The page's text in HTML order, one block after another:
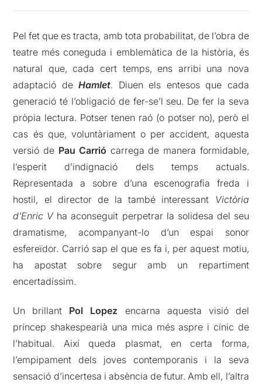
Pel fet que es tracta, amb tota probabilitat, de l’obra de
teatre més coneguda i emblemàtica de la història, és
natural que, cada cert temps, ens arribi una nova
adaptació deHamlet. Diuen els entesos que cada
generació té l’obligació de fer-se’l seu. De fer la seva
pròpia lectura. Potser tenen raó (o potser no), però el
cas és que, voluntàriament o per accident, aquesta
versió de Pau Carrió carrega de manera formidable,
l’esperit d’indignació dels temps actuals.
Representada a sobre d’una escenografia freda i
hostil, el director de la també interessant Victòria
d’Enric Vha aconseguit perpetrar la solidesa del seu
dramatisme, acompanyant-lo d’un espai sonor
esfereïdor. Carrió sap el que es fa i, per aquest motiu,
ha apostat sobre segur amb un repartiment
encertadíssim.
Un brillant Pol Lopez encarna aquesta visió del
príncep shakespearià una mica més aspre i cínic de
l’habitual. Així queda plasmat, en certa forma,
l’empipament dels joves contemporanis i la seva
sensació d’incertesa i absència de futur. Amb ell, l’altra